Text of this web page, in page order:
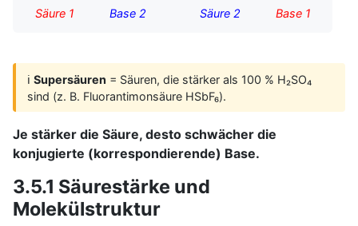
Säure 1 Base 2 Säure 2 Base 1
ℹ️Supersäuren = Säuren, die stärker als 100 % H₂SO₄
sind (z. B. Fluorantimonsäure HSbF₆).
Je stärker die Säure, desto schwächer die
konjugierte (korrespondierende) Base.
3.5.1 Säurestärke und
Molekülstruktur